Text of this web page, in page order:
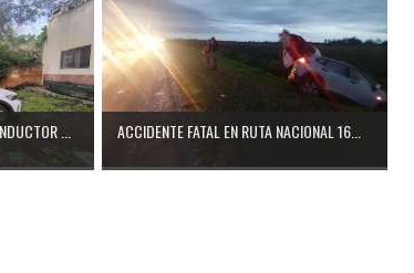
... ACCIDENTE FATAL EN RUTA NACIONAL 16...